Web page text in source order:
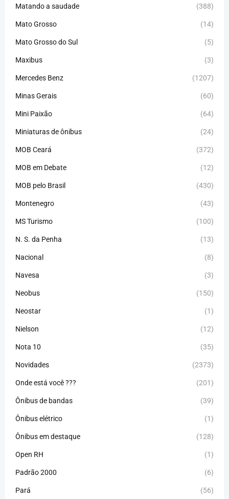
Matando a saudade (388)
Mato Grosso (14)
Mato Grosso do Sul (5)
Maxibus (3)
Mercedes Benz (1207)
Minas Gerais (60)
Mini Paixão (64)
Miniaturas de ônibus (24)
MOB Ceará (372)
MOB em Debate (12)
MOB pelo Brasil (430)
Montenegro (43)
MS Turismo (100)
N. S. da Penha (13)
Nacional (8)
Navesa (3)
Neobus (150)
Neostar (1)
Nielson (12)
Nota 10 (35)
Novidades (2373)
Onde está você ??? (201)
Ônibus de bandas (39)
Ônibus elétrico (1)
Ônibus em destaque (128)
Open RH (1)
Padrão 2000 (6)
Pará (56)